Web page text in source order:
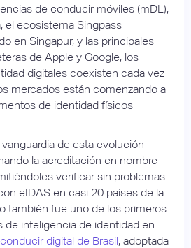
de conducir móviles (mDL),
el ecosistema Singpass
en Singapur, y las principales
de Apple y Google, los
digitales coexisten cada vez
mercados están comenzando a
de identidad físicos
de esta evolución
la acreditación en nombre
verificar sin problemas
eIDAS en casi 20 países de la
también fue uno de los primeros
de inteligencia de identidad en
digital de Brasil, adoptada